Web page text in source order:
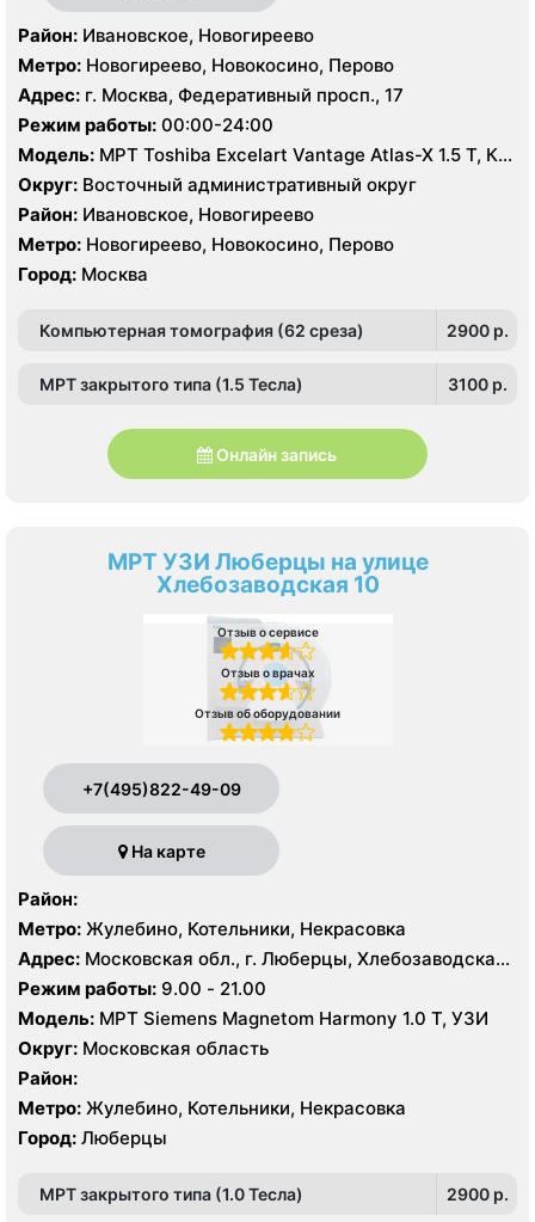
Район: Ивановское, Новогиреево
Метро: Новогиреево, Новокосино, Перово
Адрес: г. Москва, Федеративный просп., 17
Режим работы: 00:00-24:00
Модель: МРТ Toshiba Excelart Vantage Atlas-X 1.5 T, КТ
Toshiba Aquilion 64 среза, УЗИ
Округ: Восточный административный округ
Район: Ивановское, Новогиреево
Метро: Новогиреево, Новокосино, Перово
Город: Москва
Компьютерная томография (62 среза) 2900 p.
МРТ закрытого типа (1.5 Тесла) 3100 p.
Онлайн запись
МРТ УЗИ Люберцы на улице
Хлебозаводская 10
Отзыв о сервисе
Отзыв о врачах
Отзыв об оборудовании
+7(495)822-49-09
На карте
Район:
Метро: Жулебино, Котельники, Некрасовка
Адрес: Московская обл., г. Люберцы, Хлебозаводская
ул. 10
Режим работы: 9.00 - 21.00
Модель: МРТ Siemens Magnetom Harmony 1.0 Т, УЗИ
Округ: Московская область
Район:
Метро: Жулебино, Котельники, Некрасовка
Город: Люберцы
МРТ закрытого типа (1.0 Тесла) 2900 p.